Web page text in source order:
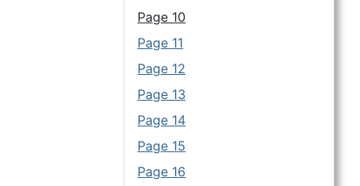
Page 10
Page 11
Page 12
Page 13
Page 14
Page 15
Page 16